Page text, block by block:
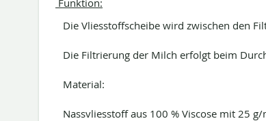
Funktion:
Die Vliesstoffscheibe wird zwischen den
Die Filtrierung der Milch erfolgt beim
Material:
Nassvliesstoff aus 100 % Viscose mit 25 g/